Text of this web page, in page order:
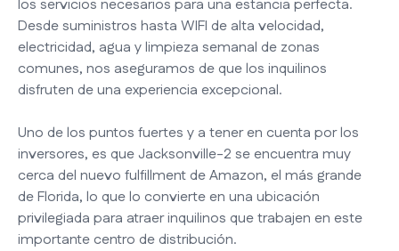
los servicios necesarios para una estancia perfecta.
Desde suministros hasta WIFI de alta velocidad,
electricidad, agua y limpieza semanal de zonas
comunes, nos aseguramos de que los inquilinos
disfruten de una experiencia excepcional.
Uno de los puntos fuertes y a tener en cuenta por los
inversores, es que Jacksonville-2 se encuentra muy
cerca del nuevo fulfillment de Amazon, el más grande
de Florida, lo que lo convierte en una ubicación
privilegiada para atraer inquilinos que trabajen en este
importante centro de distribución.